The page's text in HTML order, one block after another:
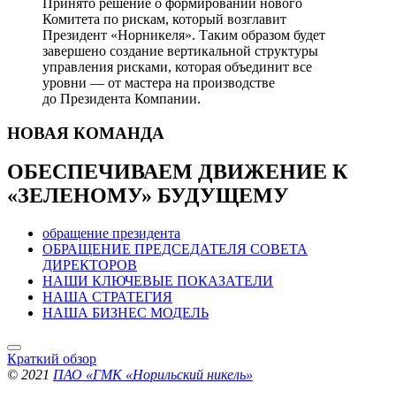
Комитета по рискам, который возглавит
Президент «Норникеля». Таким образом будет
завершено создание вертикальной структуры
управления рисками, которая объединит все
уровни — от мастера на производстве
до Президента Компании.
НОВАЯ КОМАНДА
ОБЕСПЕЧИВАЕМ ДВИЖЕНИЕ К
«ЗЕЛЕНОМУ» БУДУЩЕМУ
обращение президента
ОБРАЩЕНИЕ ПРЕДСЕДАТЕЛЯ СОВЕТА
ДИРЕКТОРОВ
НАШИ КЛЮЧЕВЫЕ ПОКАЗАТЕЛИ
НАША СТРАТЕГИЯ
НАША БИЗНЕС МОДЕЛЬ
Краткий обзор
© 2021 ПАО «ГМК «Норильский никель»